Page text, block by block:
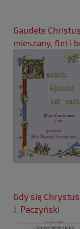
Gaudete
mieszany, flet i
Gdy się
J. Paczyński